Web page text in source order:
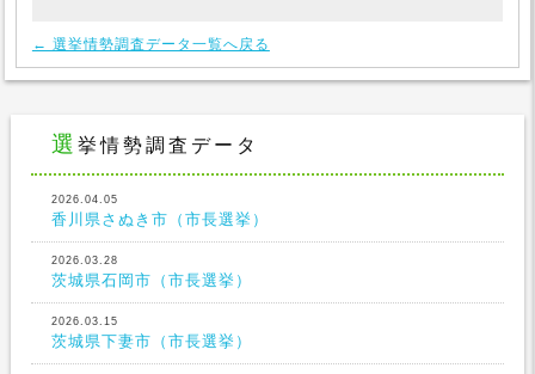
← 選挙情勢調査データ一覧へ戻る
選挙情勢調査データ
2026.04.05
香川県さぬき市（市長選挙）
2026.03.28
茨城県石岡市（市長選挙）
2026.03.15
茨城県下妻市（市長選挙）